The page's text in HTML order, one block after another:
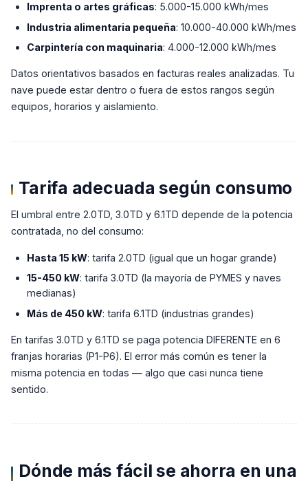
Imprenta o artes gráficas: 5.000-15.000 kWh/mes
Industria alimentaria pequeña: 10.000-40.000 kWh/mes
Carpintería con maquinaria: 4.000-12.000 kWh/mes
Datos orientativos basados en facturas reales analizadas. Tu
nave puede estar dentro o fuera de estos rangos según
equipos, horarios y aislamiento.
Tarifa adecuada según consumo
El umbral entre 2.0TD, 3.0TD y 6.1TD depende de la potencia
contratada, no del consumo:
Hasta 15 kW: tarifa 2.0TD (igual que un hogar grande)
15-450 kW: tarifa 3.0TD (la mayoría de PYMES y naves
medianas)
Más de 450 kW: tarifa 6.1TD (industrias grandes)
En tarifas 3.0TD y 6.1TD se paga potencia DIFERENTE en 6
franjas horarias (P1-P6). El error más común es tener la
misma potencia en todas — algo que casi nunca tiene
sentido.
Dónde más fácil se ahorra en una